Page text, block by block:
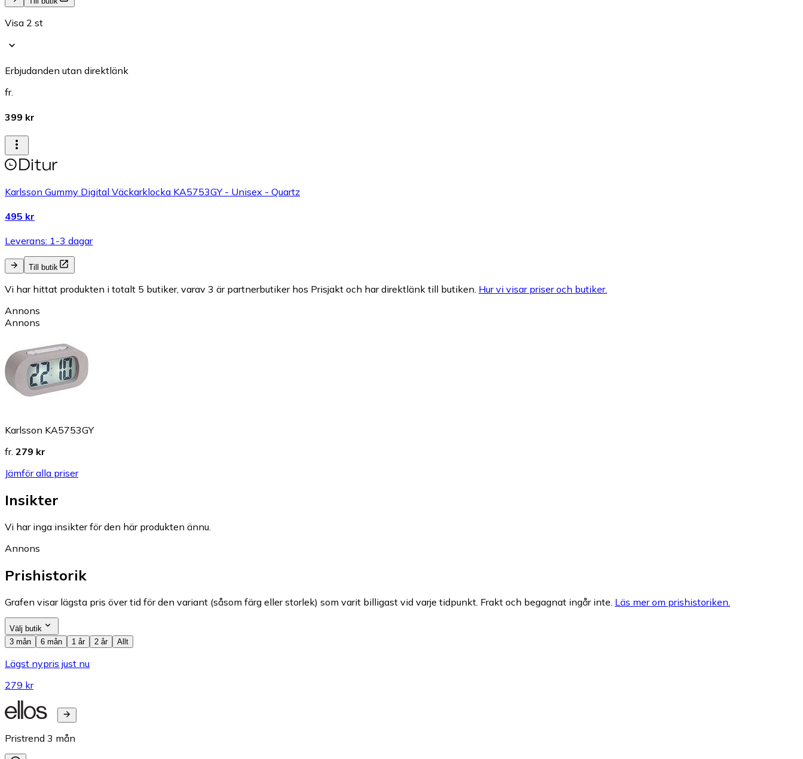
Visa 2 st
Erbjudanden utan direktlänk
fr.
399 kr
Karlsson Gummy Digital Väckarklocka KA5753GY - Unisex - Quartz
495 kr
Leverans: 1-3 dagar
Till butik
Vi har hittat produkten i totalt 5 butiker, varav 3 är partnerbutiker hos Prisjakt och har direktlänk till butiken. Hur vi visar priser och butiker.
Annons
Annons
Karlsson KA5753GY
fr. 279 kr
Jämför alla priser
Insikter
Vi har inga insikter för den här produkten ännu.
Annons
Prishistorik
Grafen visar lägsta pris över tid för den variant (såsom färg eller storlek) som varit billigast vid varje tidpunkt. Frakt och begagnat ingår inte. Läs mer om prishistoriken.
Välj butik
3 mån
6 mån 1 år 2 år Allt
Lägst nypris just nu
279 kr
Pristrend 3 mån